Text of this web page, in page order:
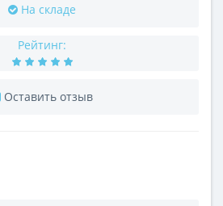
На складе
Рейтинг:
Оставить отзыв